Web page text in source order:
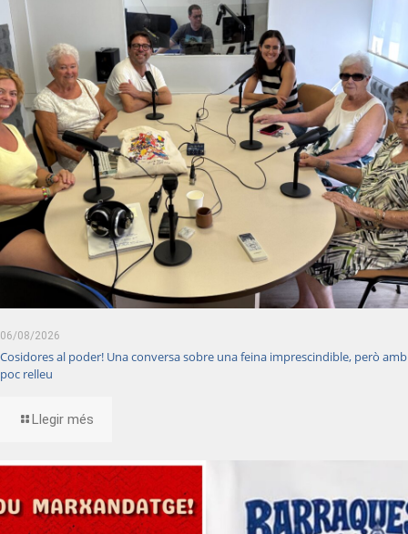
06/08/2026
Cosidores al poder! Una conversa sobre una feina imprescindible, però amb
poc relleu
Llegir més